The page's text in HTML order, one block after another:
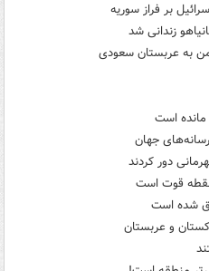
بر فراز سوریه
زندانی شد
به عربستان سعودی
مانده است
جهان
دور کردند
نقطه قوت است
شده است
و عربستان